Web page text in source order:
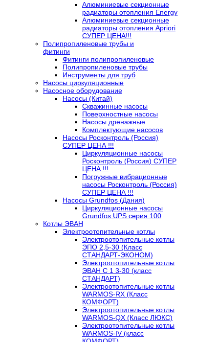
Алюминиевые секционные
радиаторы отопления Energy
Алюминиевые секционные
радиаторы отопления Apriori
СУПЕР ЦЕНА!!!
Полипропиленовые трубы и
фитинги
Фитинги полипропиленовые
Полипропиленовые трубы
Инструменты для труб
Насосы циркуляционные
Насосное оборудование
Насосы (Китай)
Скважинные насосы
Поверхностные насосы
Насосы дренажные
Комплектующие насосов
Насосы Росконтроль (Россия)
СУПЕР ЦЕНА !!!
Циркуляционные насосы
Росконтроль (Россия) СУПЕР
ЦЕНА !!!
Погружные вибрационные
насосы Росконтроль (Россия)
СУПЕР ЦЕНА !!!
Насосы Grundfos (Дания)
Циркуляционные насосы
Grundfos UPS серия 100
Котлы ЭВАН
Электроотопительные котлы
Электроотопительные котлы
ЭПО 2,5-30 (Класс
СТАНДАРТ-ЭКОНОМ)
Электроотопительные котлы
ЭВАН С 1 3-30 (класс
СТАНДАРТ)
Электроотопительные котлы
WARMOS-RX (Класс
КОМФОРТ)
Электроотопительные котлы
WARMOS-QX (Класс ЛЮКС)
Электроотопительные котлы
WARMOS-IV (класс